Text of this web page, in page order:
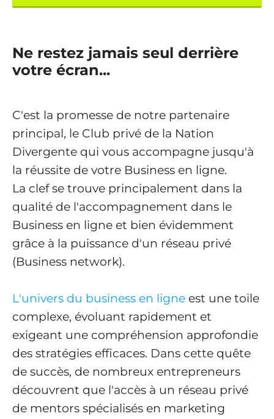
Ne restez jamais seul derrière
votre écran...
C'est la promesse de notre partenaire
principal, le Club privé de la Nation
Divergente qui vous accompagne jusqu'à
la réussite de votre Business en ligne.
La clef se trouve principalement dans la
qualité de l'accompagnement dans le
Business en ligne et bien évidemment
grâce à la puissance d'un réseau privé
(Business network).
L'univers du business en ligne est une toile
complexe, évoluant rapidement et
exigeant une compréhension approfondie
des stratégies efficaces. Dans cette quête
de succès, de nombreux entrepreneurs
découvrent que l'accès à un réseau privé
de mentors spécialisés en marketing